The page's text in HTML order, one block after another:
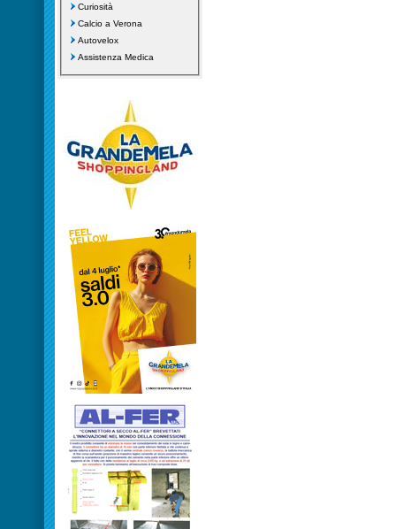
Curiosità
Calcio a Verona
Autovelox
Assistenza Medica